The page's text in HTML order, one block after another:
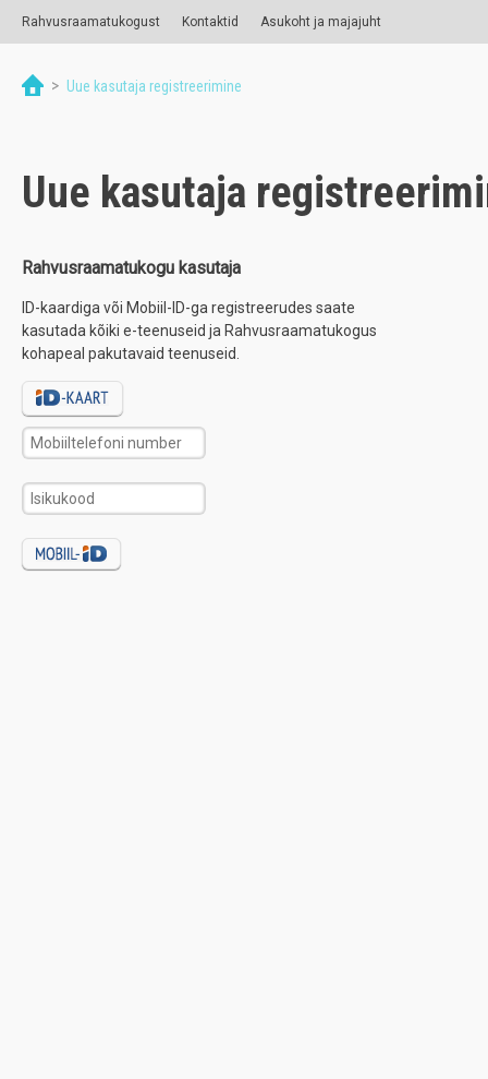
Rahvusraamatukogust Kontaktid Asukoht ja majajuht
> Uue kasutaja registreerimine
Uue kasutaja
Rahvusraamatukogu kasutaja
ID-kaardiga või Mobiil-ID-ga registreerudes saate
kasutada kõiki e-teenuseid ja Rahvusraamatukogus
kohapeal pakutavaid teenuseid.